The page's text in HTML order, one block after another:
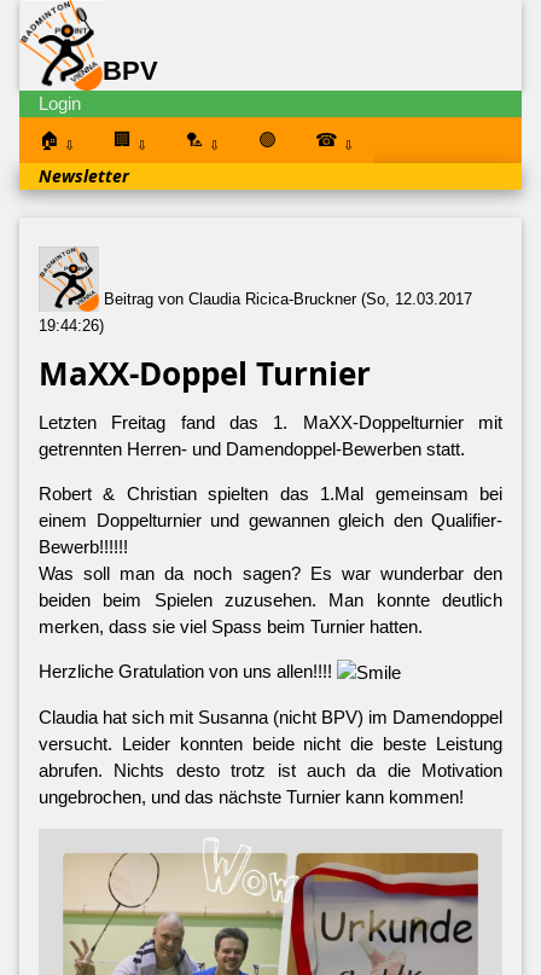
BPV
Login
🏠
⇩ 🏢 ⇩ 🏸 ⇩ 🟣 ☎ ⇩
Newsletter
Beitrag von Claudia Ricica-Bruckner (So, 12.03.2017
19:44:26)
MaXX-Doppel Turnier
Letzten Freitag fand das 1. MaXX-Doppelturnier mit
getrennten Herren- und Damendoppel-Bewerben statt.
Robert & Christian spielten das 1.Mal gemeinsam bei
einem Doppelturnier und gewannen gleich den Qualifier-
Bewerb!!!!!!
Was soll man da noch sagen? Es war wunderbar den
beiden beim Spielen zuzusehen. Man konnte deutlich
merken, dass sie viel Spass beim Turnier hatten.
Herzliche Gratulation von uns allen!!!!
Claudia hat sich mit Susanna (nicht BPV) im Damendoppel
versucht. Leider konnten beide nicht die beste Leistung
abrufen. Nichts desto trotz ist auch da die Motivation
ungebrochen, und das nächste Turnier kann kommen!